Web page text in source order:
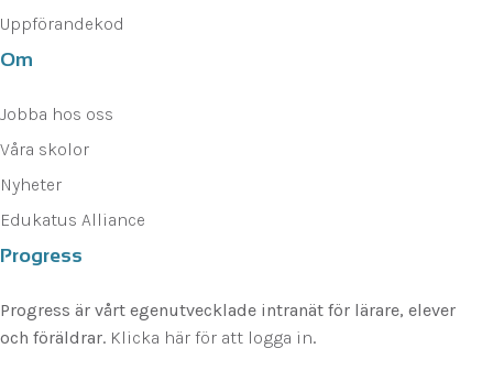
Uppförandekod
Om
Jobba hos oss
Våra skolor
Nyheter
Edukatus Alliance
Progress
Progress är vårt egenutvecklade intranät för lärare, elever
och föräldrar. Klicka här för att logga in.